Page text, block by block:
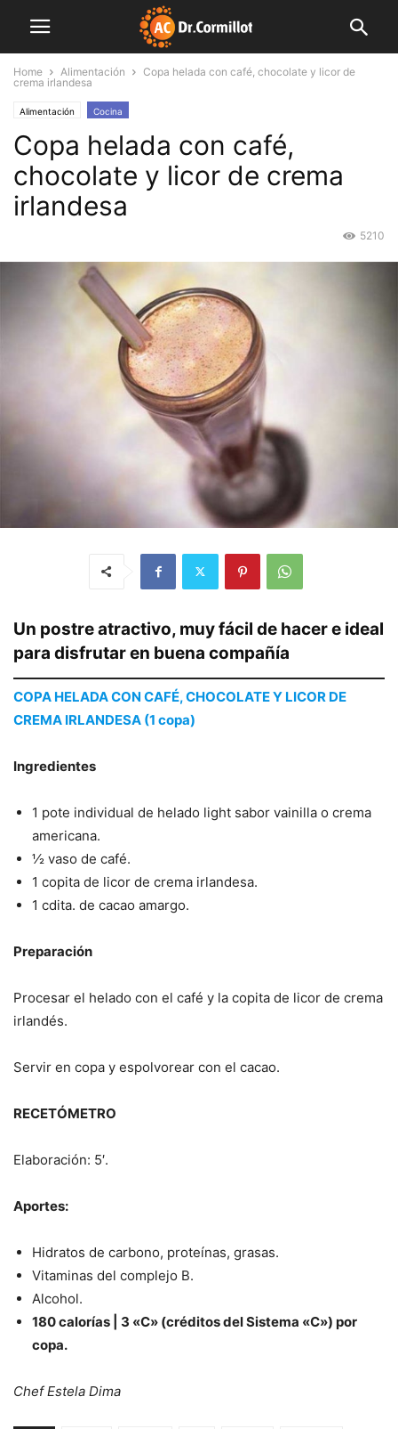
Home Alimentación
Copa helada con café, chocolate y licor de
crema irlandesa
Alimentación Cocina
Copa helada con café,
chocolate y licor de crema
irlandesa
5210
Un postre atractivo, muy fácil de hacer e ideal
para disfrutar en buena compañía
COPA HELADA CON CAFÉ, CHOCOLATE Y LICOR DE
CREMA IRLANDESA (1 copa)
Ingredientes
1 pote individual de helado light sabor vainilla o crema
americana.
½ vaso de café.
1 copita de licor de crema irlandesa.
1 cdita. de cacao amargo.
Preparación
Procesar el helado con el café y la copita de licor de crema
irlandés.
Servir en copa y espolvorear con el cacao.
RECETÓMETRO
Elaboración: 5′.
Aportes:
Hidratos de carbono, proteínas, grasas.
Vitaminas del complejo B.
Alcohol.
180 calorías | 3 «C» (créditos del Sistema «C») por
copa.
Chef Estela Dima